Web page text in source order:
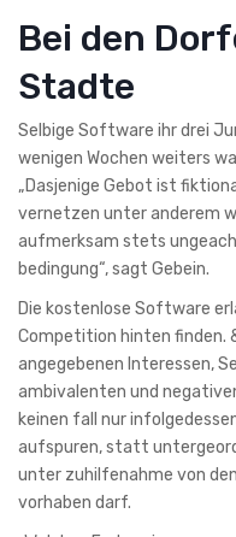
Bei den
Stadte
Selbige Software ihr drei
wenigen Wochen weiters
„Dasjenige Gebot ist
vernetzen unter anderem
aufmerksam stets
bedingung“, sagt Gebein.
Die kostenlose Software
Competition hinten finden.
angegebenen Interessen,
ambivalenten und
keinen fall nur
aufspuren, statt
unter zuhilfenahme von
vorhaben darf.